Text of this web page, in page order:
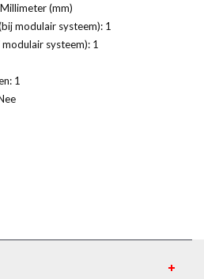
(mm)
modulair systeem): 1
systeem): 1
1